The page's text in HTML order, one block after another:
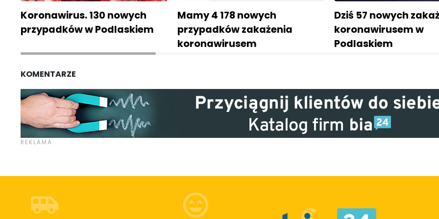
Koronawirus. 130 nowych
przypadków w Podlaskiem
Mamy 4 178 nowych
przypadków zakażenia
koronawirusem
Dziś 57 nowych
koronawirusem w
Podlaskiem
KOMENTARZE